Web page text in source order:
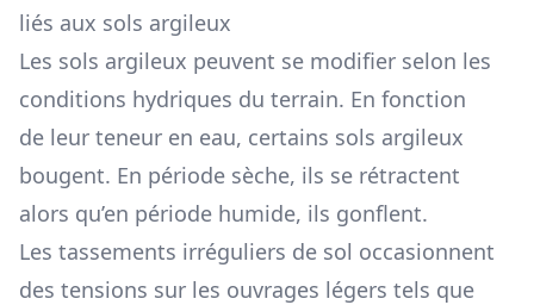
liés aux sols argileux
Les sols argileux peuvent se modifier selon les
conditions hydriques du terrain. En fonction
de leur teneur en eau, certains sols argileux
bougent. En période sèche, ils se rétractent
alors qu’en période humide, ils gonflent.
Les tassements irréguliers de sol occasionnent
des tensions sur les ouvrages légers tels que